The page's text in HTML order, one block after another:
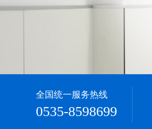
全国统一服务热线
0535-8598699